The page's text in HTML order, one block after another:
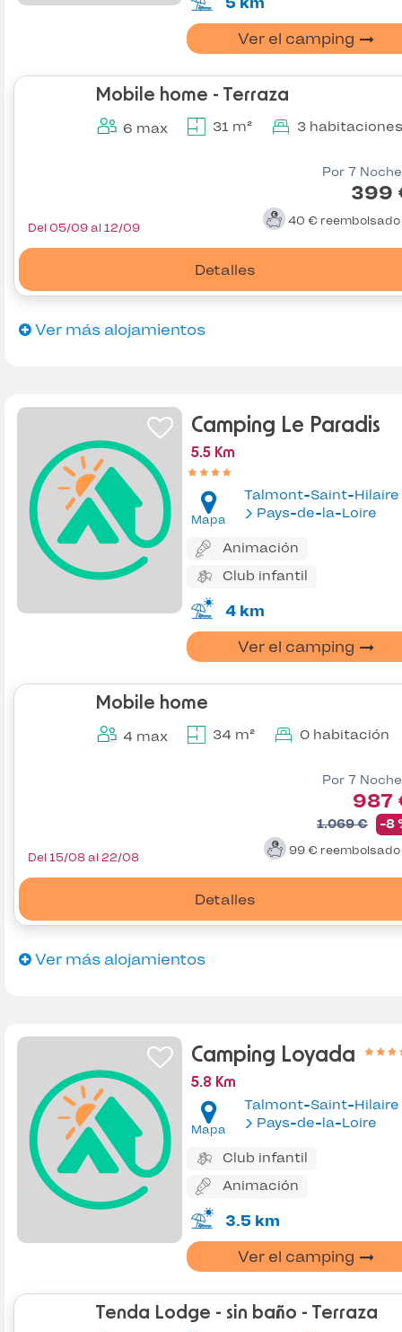
Ver el camping
Mobile home - Terraza
6 max 31 m² 3 habitaciones
Por 7
399
40 € reembolsado
Detalles
Del 05/09 al 12/09
Ver más alojamientos
Camping Le Paradis
5.5 Km
Mapa
Talmont-Saint-Hilaire
Pays-de-la-Loire
Animación
Club infantil
4 km
Ver el camping
Mobile home
4 max 34 m² 0 habitación
Por 7
987
1.069 € -8
99 € reembolsado
Detalles
Del 15/08 al 22/08
Ver más alojamientos
Camping Loyada
5.8 Km
Mapa
Talmont-Saint-Hilaire
Pays-de-la-Loire
Club infantil
Animación
3.5 km
Ver el camping
Tenda Lodge - sin baño - Terraza